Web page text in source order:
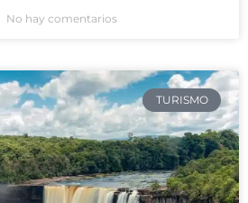
No hay comentarios
TURISMO